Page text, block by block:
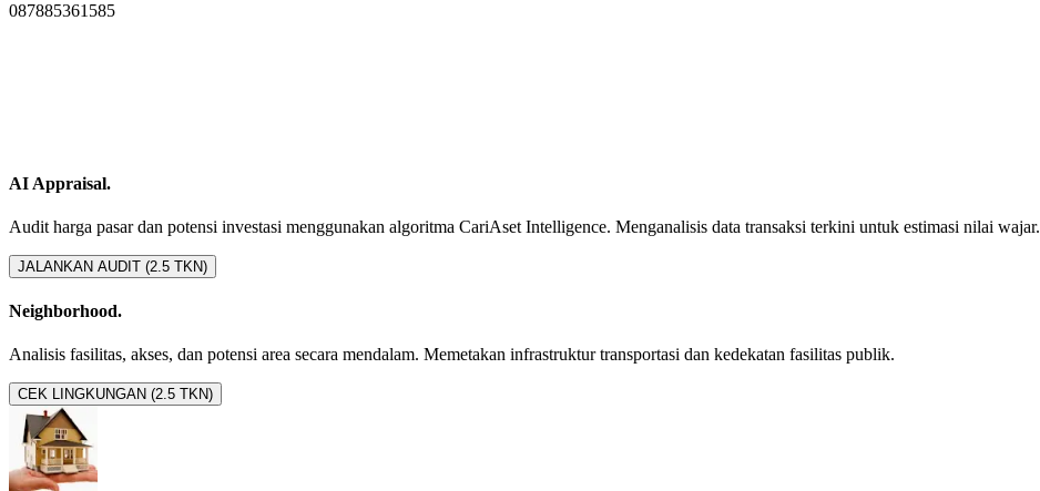
087885361585
AI Appraisal.
Audit harga pasar dan potensi investasi menggunakan algoritma CariAset Intelligence. Menganalisis data transaksi terkini untuk estimasi nilai wajar.
JALANKAN AUDIT (2.5 TKN)
Neighborhood.
Analisis fasilitas, akses, dan potensi area secara mendalam. Memetakan infrastruktur transportasi dan kedekatan fasilitas publik.
CEK LINGKUNGAN (2.5 TKN)